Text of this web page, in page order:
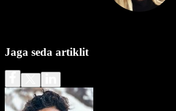
Jaga seda artiklit